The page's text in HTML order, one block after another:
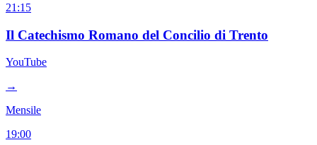
21:15
Il Catechismo Romano del Concilio di Trento
YouTube
→
Mensile
19:00